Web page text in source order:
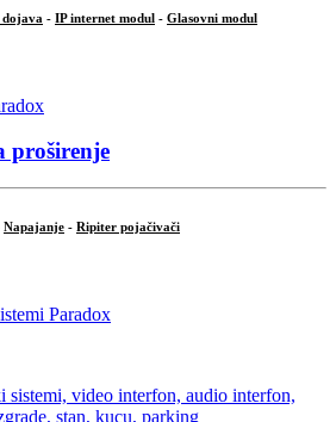
dojava - IP internet modul - Glasovni modul
proširenje
Napajanje - Ripiter pojačivači